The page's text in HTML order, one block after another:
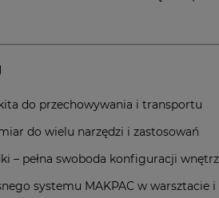
do przechowywania i transportu
do wielu narzędzi i zastosowań
– pełna swoboda konfiguracji
systemu MAKPAC w warsztacie